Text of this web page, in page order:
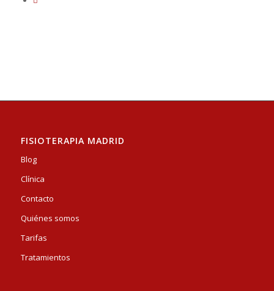
FISIOTERAPIA MADRID
Blog
Clínica
Contacto
Quiénes somos
Tarifas
Tratamientos